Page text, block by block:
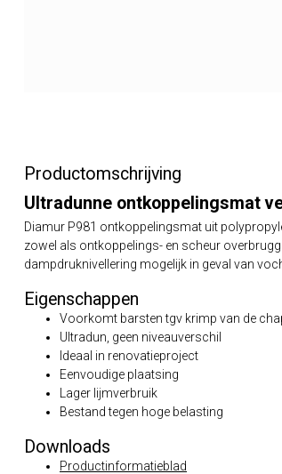
Productomschrijving
Ultradunne ontkoppelingsmat
Diamur P981 ontkoppelingsmat uit
zowel als ontkoppelings- en scheur
dampdruknivellering mogelijk in geval van
Eigenschappen
Voorkomt barsten tgv krimp van de
Ultradun, geen niveauverschil
Ideaal in renovatieproject
Eenvoudige plaatsing
Lager lijmverbruik
Bestand tegen hoge belasting
Downloads
Productinformatieblad